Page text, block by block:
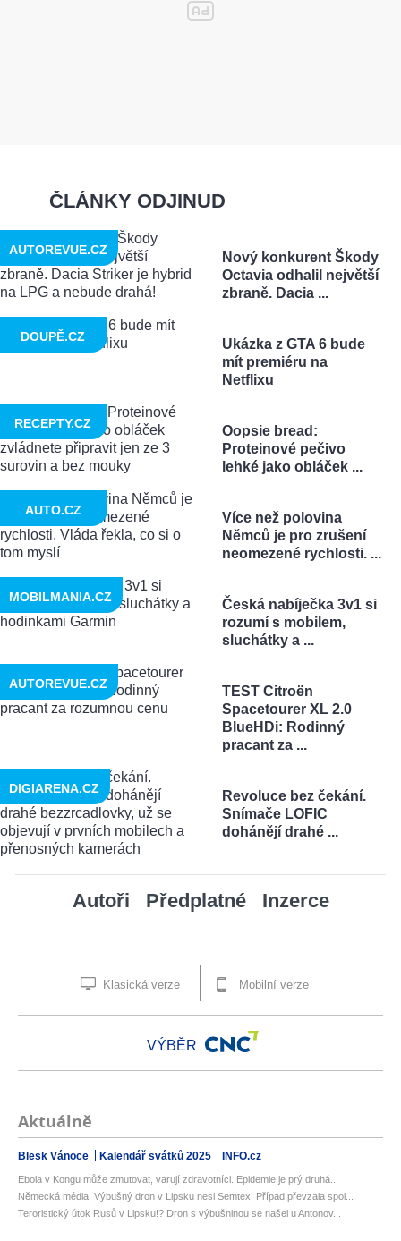
ČLÁNKY ODJINUD
Nový konkurent Škody
Octavia odhalil největší
zbraně. Dacia ...
AUTOREVUE.CZ
Ukázka z GTA 6 bude
mít premiéru na
Netflixu
DOUPĚ.CZ
Oopsie bread:
Proteinové pečivo
lehké jako obláček ...
RECEPTY.CZ
Více než polovina
Němců je pro zrušení
neomezené rychlosti. ...
AUTO.CZ
Česká nabíječka 3v1 si
rozumí s mobilem,
sluchátky a ...
MOBILMANIA.CZ
TEST Citroën
Spacetourer XL 2.0
BlueHDi: Rodinný
pracant za ...
AUTOREVUE.CZ
Revoluce bez čekání.
Snímače LOFIC
dohánějí drahé ...
DIGIARENA.CZ
Autoři Předplatné Inzerce
Klasická verze Mobilní verze
VÝBĚR
Aktuálně
Blesk Vánoce Kalendář svátků 2025 INFO.cz
Ebola v Kongu může zmutovat, varují zdravotníci. Epidemie je prý druhá...
Německá média: Výbušný dron v Lipsku nesl Semtex. Případ převzala spol...
Teroristický útok Rusů v Lipsku!? Dron s výbušninou se našel u Antonov...